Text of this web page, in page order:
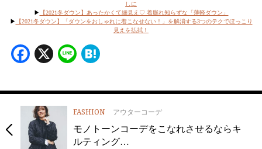
しに
▶︎
【2021冬ダウン】あったかくて細見え♡ 着膨れ知らずな「薄軽ダウン」
▶︎
【2021冬ダウン】「ダウンをおしゃれに着こなせない！」を解消する3つのテクでほっこり
見えを払拭！
Facebook
X Line
FASHION アウターコーデ
モノトーンコーデをこなれさせるならキ
ルティング…